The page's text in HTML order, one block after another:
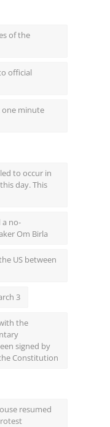
of the
official
one minute
to occur in
day. This
no-
Om Birla
US between
3
the
signed by
Constitution
resumed